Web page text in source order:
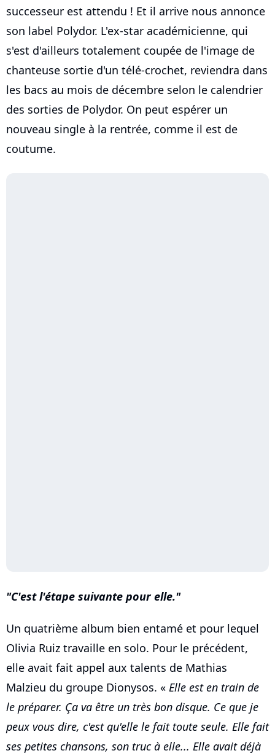
successeur est attendu ! Et il arrive nous annonce
son label Polydor. L'ex-star académicienne, qui
s'est d'ailleurs totalement coupée de l'image de
chanteuse sortie d'un télé-crochet, reviendra dans
les bacs au mois de décembre selon le calendrier
des sorties de Polydor. On peut espérer un
nouveau single à la rentrée, comme il est de
coutume.
C'est l'étape suivante pour elle.
Un quatrième album bien entamé et pour lequel
Olivia Ruiz travaille en solo. Pour le précédent,
elle avait fait appel aux talents de Mathias
Malzieu du groupe Dionysos. « Elle est en train de
le préparer. Ça va être un très bon disque. Ce que je
peux vous dire, c'est qu'elle le fait toute seule. Elle fait
ses petites chansons, son truc à elle... Elle avait déjà